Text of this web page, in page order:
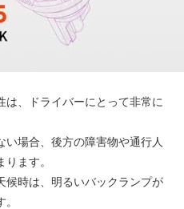
、ドライバーにとって非常に
場合、後方の障害物や通行人
ます。
候時は、明るいバックランプが